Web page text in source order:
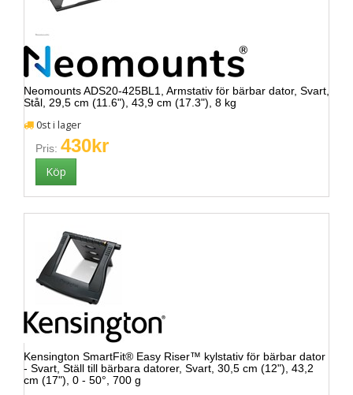
Neomounts ADS20-425BL1, Armstativ för bärbar dator, Svart,
Stål, 29,5 cm (11.6"), 43,9 cm (17.3"), 8 kg
0st i lager
Pris: 430kr
Kensington SmartFit® Easy Riser™ kylstativ för bärbar dator
- Svart, Ställ till bärbara datorer, Svart, 30,5 cm (12"), 43,2
cm (17"), 0 - 50°, 700 g